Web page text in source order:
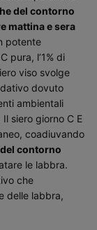
del contorno
mattina e sera
potente
pura, l’1% di
viso svolge
dovuto
ambientali
siero giorno C E
coadiuvando
contorno
le labbra.
che
delle labbra,